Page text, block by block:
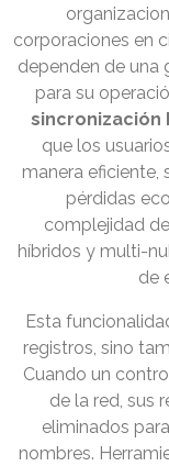
corporaciones en
dependen de una
para su
sincronización
que los
manera eficiente,
pérdidas
complejidad
híbridos y multi-
de
Esta
registros, sino
Cuando un
de la red, sus
eliminados
nombres.